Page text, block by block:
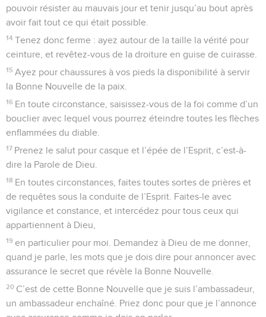
pouvoir résister au mauvais jour et tenir jusqu’au bout après
avoir fait tout ce qui était possible.
14 Tenez donc ferme : ayez autour de la taille la vérité pour
ceinture, et revêtez-vous de la droiture en guise de cuirasse.
15 Ayez pour chaussures à vos pieds la disponibilité à servir
la Bonne Nouvelle de la paix.
16 En toute circonstance, saisissez-vous de la foi comme d’un
bouclier avec lequel vous pourrez éteindre toutes les flèches
enflammées du diable.
17 Prenez le salut pour casque et l’épée de l’Esprit, c’est-à-
dire la Parole de Dieu.
18 En toutes circonstances, faites toutes sortes de prières et
de requêtes sous la conduite de l’Esprit. Faites-le avec
vigilance et constance, et intercédez pour tous ceux qui
appartiennent à Dieu,
19 en particulier pour moi. Demandez à Dieu de me donner,
quand je parle, les mots que je dois dire pour annoncer avec
assurance le secret que révèle la Bonne Nouvelle.
20 C’est de cette Bonne Nouvelle que je suis l’ambassadeur,
un ambassadeur enchaîné. Priez donc pour que je l’annonce